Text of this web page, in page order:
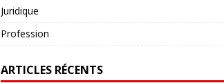
Juridique
Profession
ARTICLES RÉCENTS